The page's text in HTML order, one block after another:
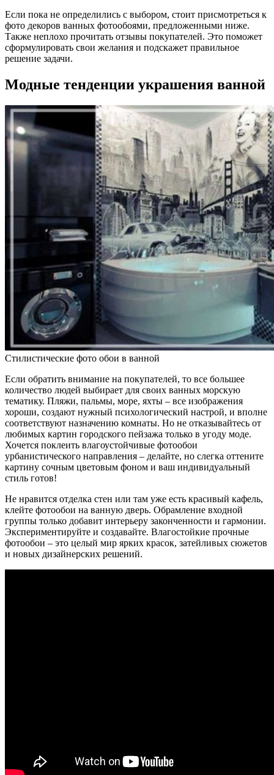
Если пока не определились с выбором, стоит присмотреться к
фото декоров ванных фотообоями, предложенными ниже.
Также неплохо прочитать отзывы покупателей. Это поможет
сформулировать свои желания и подскажет правильное
решение задачи.
Модные тенденции украшения ванной
Стилистические фото обои в ванной
Если обратить внимание на покупателей, то все большее
количество людей выбирает для своих ванных морскую
тематику. Пляжи, пальмы, море, яхты – все изображения
хороши, создают нужный психологический настрой, и вполне
соответствуют назначению комнаты. Но не отказывайтесь от
любимых картин городского пейзажа только в угоду моде.
Хочется поклеить влагоустойчивые фотообои
урбанистического направления – делайте, но слегка оттените
картину сочным цветовым фоном и ваш индивидуальный
стиль готов!
Не нравится отделка стен или там уже есть красивый кафель,
клейте фотообои на ванную дверь. Обрамление входной
группы только добавит интерьеру законченности и гармонии.
Экспериментируйте и создавайте. Влагостойкие прочные
фотообои – это целый мир ярких красок, затейливых сюжетов
и новых дизайнерских решений.